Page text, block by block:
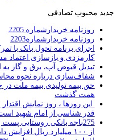
جدید محبوب تصادفی
روزنامه خریدارشماره 2205
روزنامه خریدارشماره2203
اجرای برنامه تحول بانک با
کارمزدی و بازسازی اعتماد
تبدیل قبوض آب، برق و گاز به
شفاف‌سازی درباره نحوه
همت گذشت
این روزها ، روز نمایش
قدر شناسی از امام شهید
275باجه بانکی روستایی
از ۱۰۰ میلیارد ریال افزایش دادند